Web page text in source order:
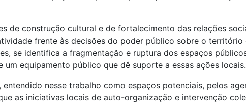
de construção cultural e de fortalecimento das relações
frente às decisões do poder público sobre o
se identifica a fragmentação e ruptura dos espaços
equipamento público que dê suporte a essas ações locais.
nesse trabalho como espaços potenciais, pelos
as iniciativas locais de auto-organização e intervenção